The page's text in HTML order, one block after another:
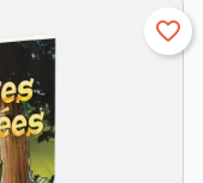
favorite_border